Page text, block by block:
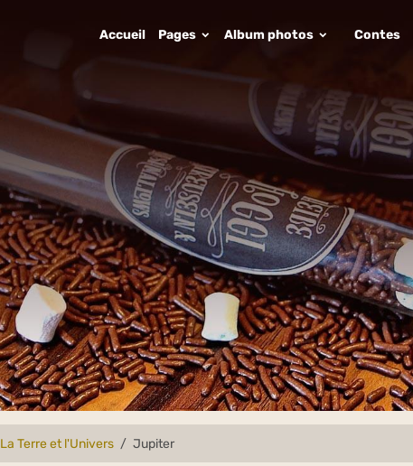
Accueil Pages Album photos Contes
La Terre et l'Univers Jupiter